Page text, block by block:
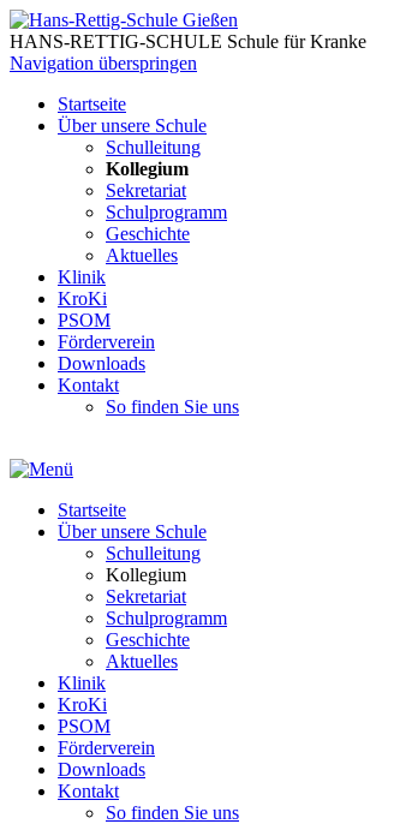
HANS-RETTIG-SCHULE Schule für Kranke
Navigation überspringen
Startseite
Über unsere Schule
Schulleitung
Kollegium
Sekretariat
Schulprogramm
Geschichte
Aktuelles
Klinik
KroKi
PSOM
Förderverein
Downloads
Kontakt
So finden Sie uns
Startseite
Über unsere Schule
Schulleitung
Kollegium
Sekretariat
Schulprogramm
Geschichte
Aktuelles
Klinik
KroKi
PSOM
Förderverein
Downloads
Kontakt
So finden Sie uns